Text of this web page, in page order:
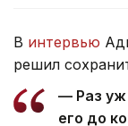
В интервью
решил
— Раз уж
его до